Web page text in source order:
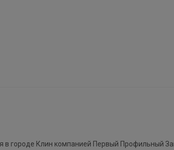
в городе Клин компанией Первый Профильный